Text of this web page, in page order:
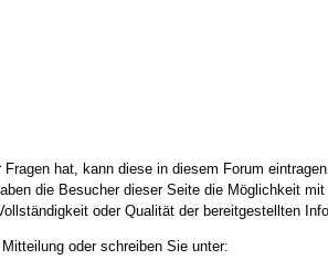
hat, kann diese in diesem Forum
die Besucher dieser Seite die Möglichkeit
oder Qualität der bereitgestellten
oder schreiben Sie unter: